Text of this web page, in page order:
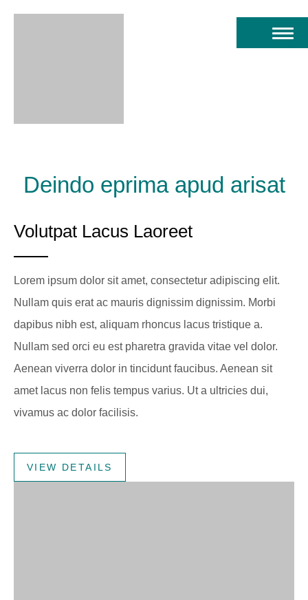
Deindo eprima apud arisat
Volutpat Lacus Laoreet
Lorem ipsum dolor sit amet, consectetur adipiscing elit.
Nullam quis erat ac mauris dignissim dignissim. Morbi
dapibus nibh est, aliquam rhoncus lacus tristique a.
Nullam sed orci eu est pharetra gravida vitae vel dolor.
Aenean viverra dolor in tincidunt faucibus. Aenean sit
amet lacus non felis tempus varius. Ut a ultricies dui,
vivamus ac dolor facilisis.
VIEW DETAILS